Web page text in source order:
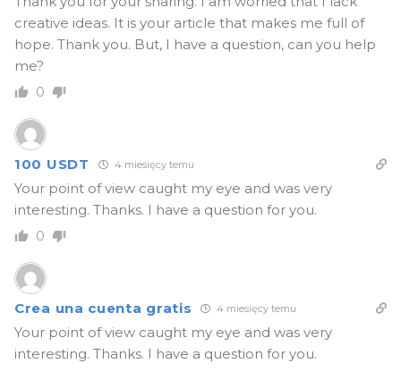
creative ideas. It is your article that makes me full of
hope. Thank you. But, I have a question, can you help
me?
0
100 USDT 4 miesięcy temu
Your point of view caught my eye and was very
interesting. Thanks. I have a question for you.
0
Crea una cuenta gratis 4 miesięcy temu
Your point of view caught my eye and was very
interesting. Thanks. I have a question for you.